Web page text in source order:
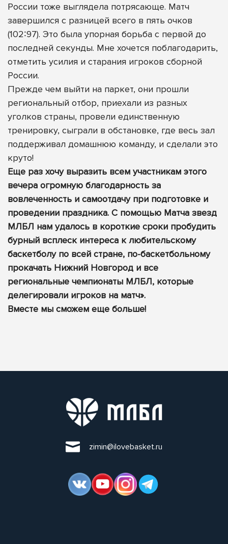
России тоже выглядела потрясающе. Матч
завершился с разницей всего в пять очков
(102∶97). Это была упорная борьба с первой до
последней секунды. Мне хочется поблагодарить,
отметить усилия и старания игроков сборной
России.
Прежде чем выйти на паркет, они прошли
региональный отбор, приехали из разных
уголков страны, провели единственную
тренировку, сыграли в обстановке, где весь зал
поддерживал домашнюю команду, и сделали это
круто!
Еще раз хочу выразить всем участникам этого
вечера огромную благодарность за
вовлеченность и самоотдачу при подготовке и
проведении праздника. С помощью Матча звезд
МЛБЛ нам удалось в короткие сроки пробудить
бурный всплеск интереса к любительскому
баскетболу по всей стране, по-баскетбольному
прокачать Нижний Новгород и все
региональные чемпионаты МЛБЛ, которые
делегировали игроков на матч».
Вместе мы сможем еще больше!
zimin@ilovebasket.ru